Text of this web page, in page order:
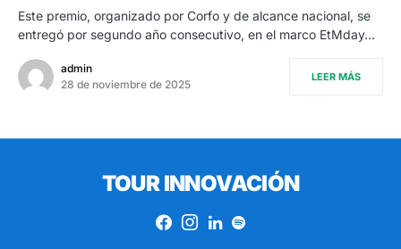
Este premio, organizado por Corfo y de alcance nacional, se
entregó por segundo año consecutivo, en el marco EtMday…
admin
28 de noviembre de 2025
LEER MÁS
TOUR INNOVACIÓN